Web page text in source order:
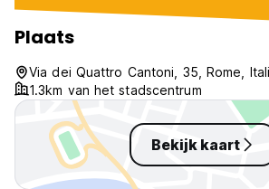
Plaats
Via dei Quattro Cantoni, 35, Rome,
1.3km van het stadscentrum
Bekijk kaart